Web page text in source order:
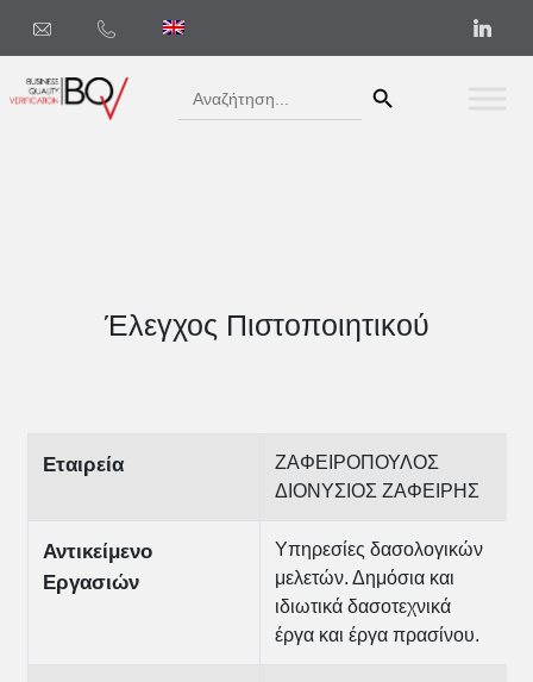
Search
for:
Έλεγχος Πιστοποιητικού
Εταιρεία
ΖΑΦΕΙΡΟΠΟΥΛΟΣ
ΔΙΟΝΥΣΙΟΣ ΖΑΦΕΙΡΗΣ
Αντικείμενο
Εργασιών
Υπηρεσίες δασολογικών
μελετών. Δημόσια και
ιδιωτικά δασοτεχνικά
έργα και έργα πρασίνου.